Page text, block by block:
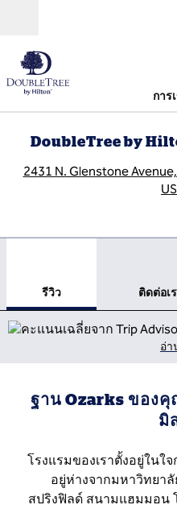
การ
DoubleTree by
2431 N. Glenstone
รีวิว ติดต่อเ
อ่า
ฐาน Ozarks ของ
มิ
โรงแรมของเราตั้งอยู่ในใ
อยู่ห่างจากมหาวิทยา
สปริงฟิลด์ สนามแฮมมอน